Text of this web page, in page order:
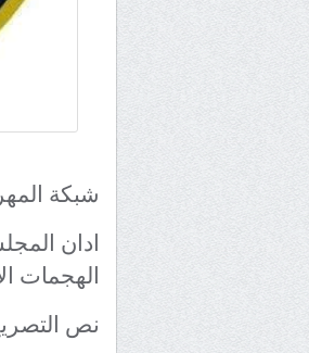
شبكة
ادان
الهجمات
نص